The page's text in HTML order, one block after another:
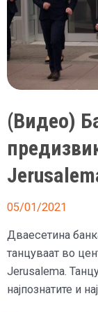
(Видео)
05/01/2021
Дваесетина
танцуваат во
Jerusalema.
најпознатите и